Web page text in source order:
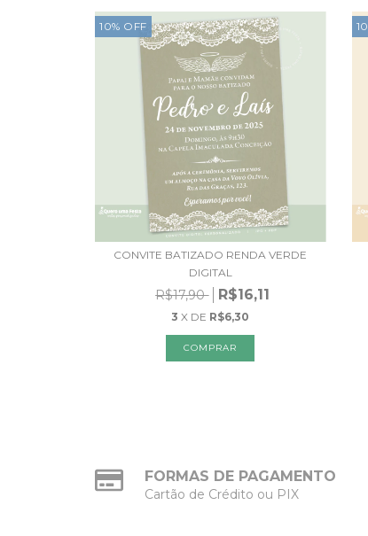
10% OFF
CONVITE BATIZADO RENDA VERDE
DIGITAL
R$17,90 R$16,11
3 X DE R$6,30
10
FORMAS DE PAGAMENTO
Cartão de Crédito ou PIX